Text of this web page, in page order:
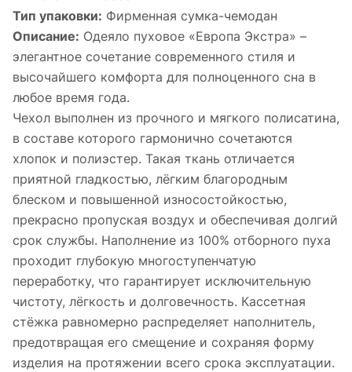
Тип упаковки: Фирменная сумка-чемодан
Описание: Одеяло пуховое «Европа Экстра» –
элегантное сочетание современного стиля и
высочайшего комфорта для полноценного сна в
любое время года.
Чехол выполнен из прочного и мягкого полисатина,
в составе которого гармонично сочетаются
хлопок и полиэстер. Такая ткань отличается
приятной гладкостью, лёгким благородным
блеском и повышенной износостойкостью,
прекрасно пропуская воздух и обеспечивая долгий
срок службы. Наполнение из 100% отборного пуха
проходит глубокую многоступенчатую
переработку, что гарантирует исключительную
чистоту, лёгкость и долговечность. Кассетная
стёжка равномерно распределяет наполнитель,
предотвращая его смещение и сохраняя форму
изделия на протяжении всего срока эксплуатации.